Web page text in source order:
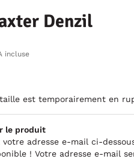
Denzil
incluse
est temporairement en
le produit
votre adresse e-mail ci-
! Votre adresse e-mail